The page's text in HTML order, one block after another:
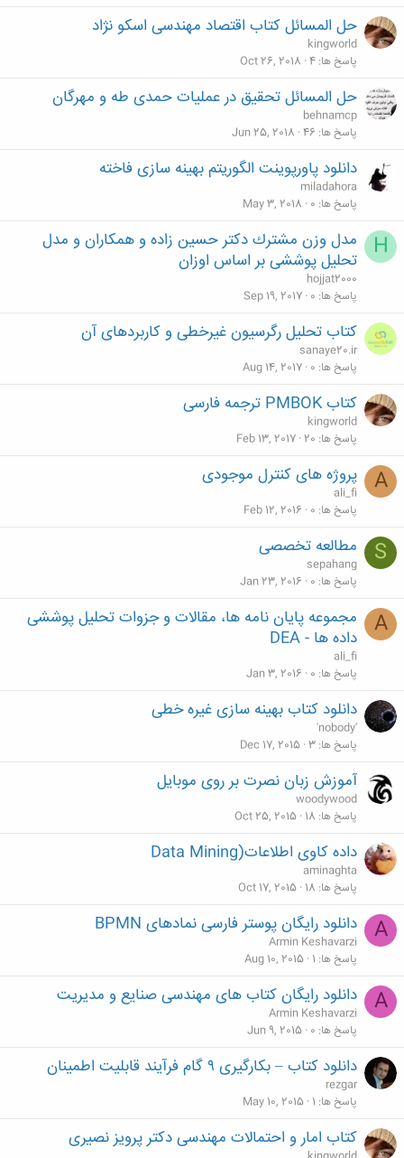
حل المسائل کتاب اقتصاد مهندسی اسکو نژاد
kingworld
پاسخ ها 4
Oct 26, 2018
حل المسائل تحقیق در عملیات حمدی طه و مهرگان
behnamcp
پاسخ ها 46
Jun 25, 2018
دانلود پاورپوینت الگوریتم بهینه سازی فاخته
miladahora
پاسخ ها 0
May 3, 2018
H
مدل وزن مشترك دکتر حسین زاده و همکاران و مدل
تحلیل پوششی بر اساس اوزان
hojjat2000
پاسخ ها 0
Sep 19, 2017
کتاب تحلیل رگرسیون غیرخطی و کاربردهای آن
sanaye20.ir
پاسخ ها 0
Aug 14, 2017
کتاب PMBOK ترجمه فارسی
kingworld
پاسخ ها 20
Feb 13, 2017
A پروژه های کنترل موجودی
ali_fi
پاسخ ها 0
Feb 12, 2016
S مطالعه تخصصی
sepahang
پاسخ ها 0
Jan 23, 2016
A
مجموعه پایان نامه ها، مقالات و جزوات تحلیل پوششی
داده ها - DEA
ali_fi
پاسخ ها 0
Jan 3, 2016
دانلود کتاب بهینه سازی غیره خطی
'nobody'
پاسخ ها 3
Dec 17, 2015
آموزش زبان نصرت بر روی موبایل
woodywood
پاسخ ها 18
Oct 25, 2015
داده کاوی اطلاعات(Data Mining
aminaghta
پاسخ ها 18
Oct 17, 2015
A دانلود رایگان پوستر فارسی نمادهای BPMN
Armin Keshavarzi
پاسخ ها 1
Aug 10, 2015
A دانلود رایگان کتاب های مهندسی صنایع و مدیریت
Armin Keshavarzi
پاسخ ها 0
Jun 9, 2015
دانلود کتاب – بکارگیری ۹ گام فرآیند قابلیت اطمینان
rezgar
پاسخ ها 1
May 10, 2015
کتاب امار و احتمالات مهندسی دکتر پرویز نصیری